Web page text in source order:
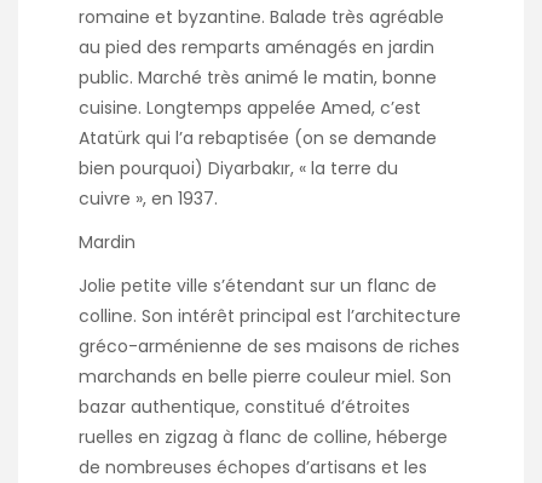
romaine et byzantine. Balade très agréable
au pied des remparts aménagés en jardin
public. Marché très animé le matin, bonne
cuisine. Longtemps appelée Amed, c’est
Atatürk qui l’a rebaptisée (on se demande
bien pourquoi) Diyarbakır, « la terre du
cuivre », en 1937.
Mardin
Jolie petite ville s’étendant sur un flanc de
colline. Son intérêt principal est l’architecture
gréco-arménienne de ses maisons de riches
marchands en belle pierre couleur miel. Son
bazar authentique, constitué d’étroites
ruelles en zigzag à flanc de colline, héberge
de nombreuses échopes d’artisans et les